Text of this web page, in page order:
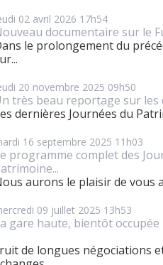
02 avril 2026 17h54
documentaire sur le
le prolongement du
20 novembre 2025 09h50
très beau reportage sur les
dernières Journées du
16 septembre 2025 11h03
programme complet des
aurons le plaisir de vous
09 juillet 2025 13h53
gare haute, bientôt
de longues négociations